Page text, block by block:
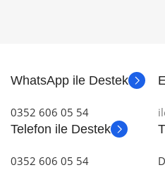
WhatsApp ile Destek
0352 606 05 54
Telefon ile Destek
0352 606 05 54